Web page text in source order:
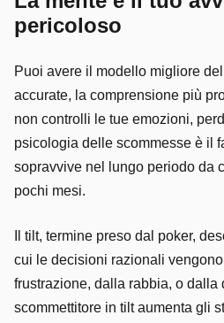
pericoloso
Puoi avere il modello migliore
accurate, la comprensione più
non controlli le tue emozioni,
psicologia delle scommesse è il
sopravvive nel lungo periodo da
pochi mesi.
Il tilt, termine preso dal poker,
cui le decisioni razionali
frustrazione, dalla rabbia, o dalla
scommettitore in tilt aumenta gli